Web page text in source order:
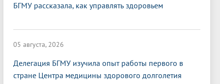
БГМУ рассказала, как управлять здоровьем
05 августа, 2026
Делегация БГМУ изучила опыт работы первого в
стране Центра медицины здорового долголетия